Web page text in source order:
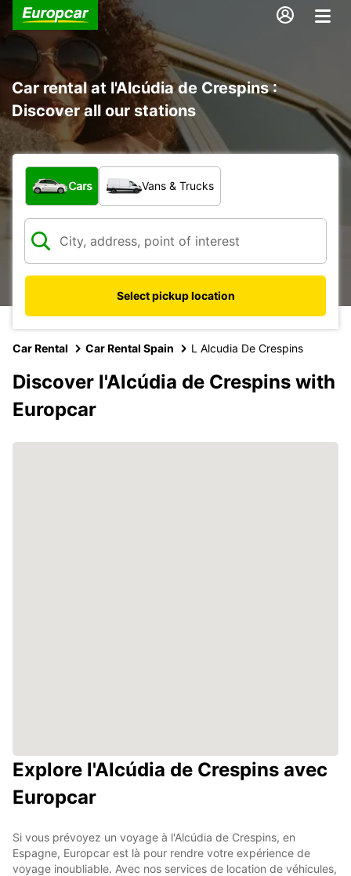
Car rental at l'Alcúdia de Crespins :
Discover all our stations
What type of vehicle?
Cars Vans & Trucks
Select pickup location
Car Rental Car Rental Spain L Alcudia De Crespins
Discover l'Alcúdia de Crespins with
Europcar
Explore l'Alcúdia de Crespins avec
Europcar
Si vous prévoyez un voyage à l'Alcúdia de Crespins, en
Espagne, Europcar est là pour rendre votre expérience de
voyage inoubliable. Avec nos services de location de véhicules,